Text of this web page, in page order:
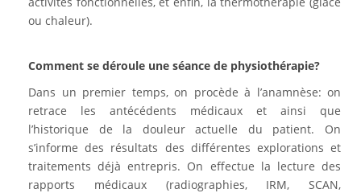
ou chaleur).
Comment se déroule une séance de physiothérapie?
Dans un premier temps, on procède à l’anamnèse: on
retrace les antécédents médicaux et ainsi que
l’historique de la douleur actuelle du patient. On
s’informe des résultats des différentes explorations et
traitements déjà entrepris. On effectue la lecture des
rapports médicaux (radiographies, IRM, SCAN,